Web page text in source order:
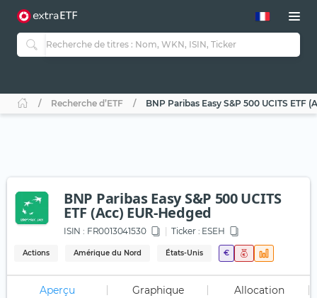
Recherche d’ETF BNP Paribas Easy S&P 500 UCITS ETF
BNP Paribas Easy S&P 500 UCITS
ETF (Acc) EUR-Hedged
ISIN : FR0013041530 Ticker : ESEH
Actions Amérique du Nord États-Unis €
Aperçu Graphique Allocation